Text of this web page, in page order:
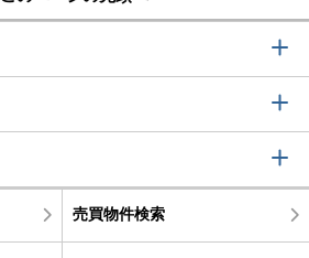
売買物件検索